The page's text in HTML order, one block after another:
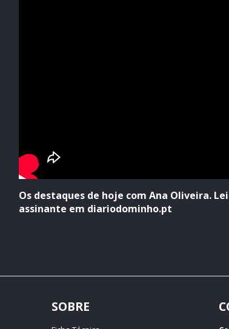
Os destaques de hoje com Ana Oliveira.
assinante em diariodominho.pt
SOBRE